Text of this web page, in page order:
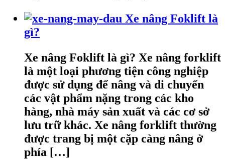
Xe nâng Foklift là
gì?
Xe nâng Foklift là gì? Xe nâng forklift
là một loại phương tiện công nghiệp
được sử dụng để nâng và di chuyển
các vật phẩm nặng trong các kho
hàng, nhà máy sản xuất và các cơ sở
lưu trữ khác. Xe nâng forklift thường
được trang bị một cặp càng nâng ở
phía […]